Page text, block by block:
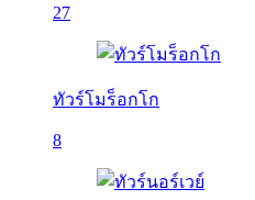
27
ทัวร์โมร็อกโก
8